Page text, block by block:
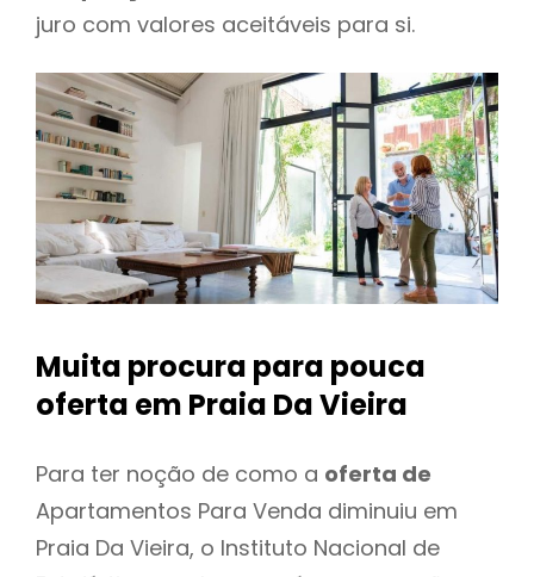
juro com valores aceitáveis para si.
Muita procura para pouca
oferta em Praia Da Vieira
Para ter noção de como a oferta de
Apartamentos Para Venda diminuiu em
Praia Da Vieira, o Instituto Nacional de